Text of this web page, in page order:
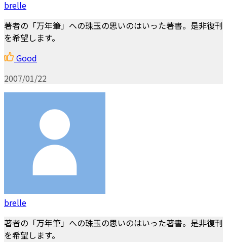
brelle
著者の「万年筆」への珠玉の思いのはいった著書。是非復刊
を希望します。
Good
2007/01/22
brelle
著者の「万年筆」への珠玉の思いのはいった著書。是非復刊
を希望します。